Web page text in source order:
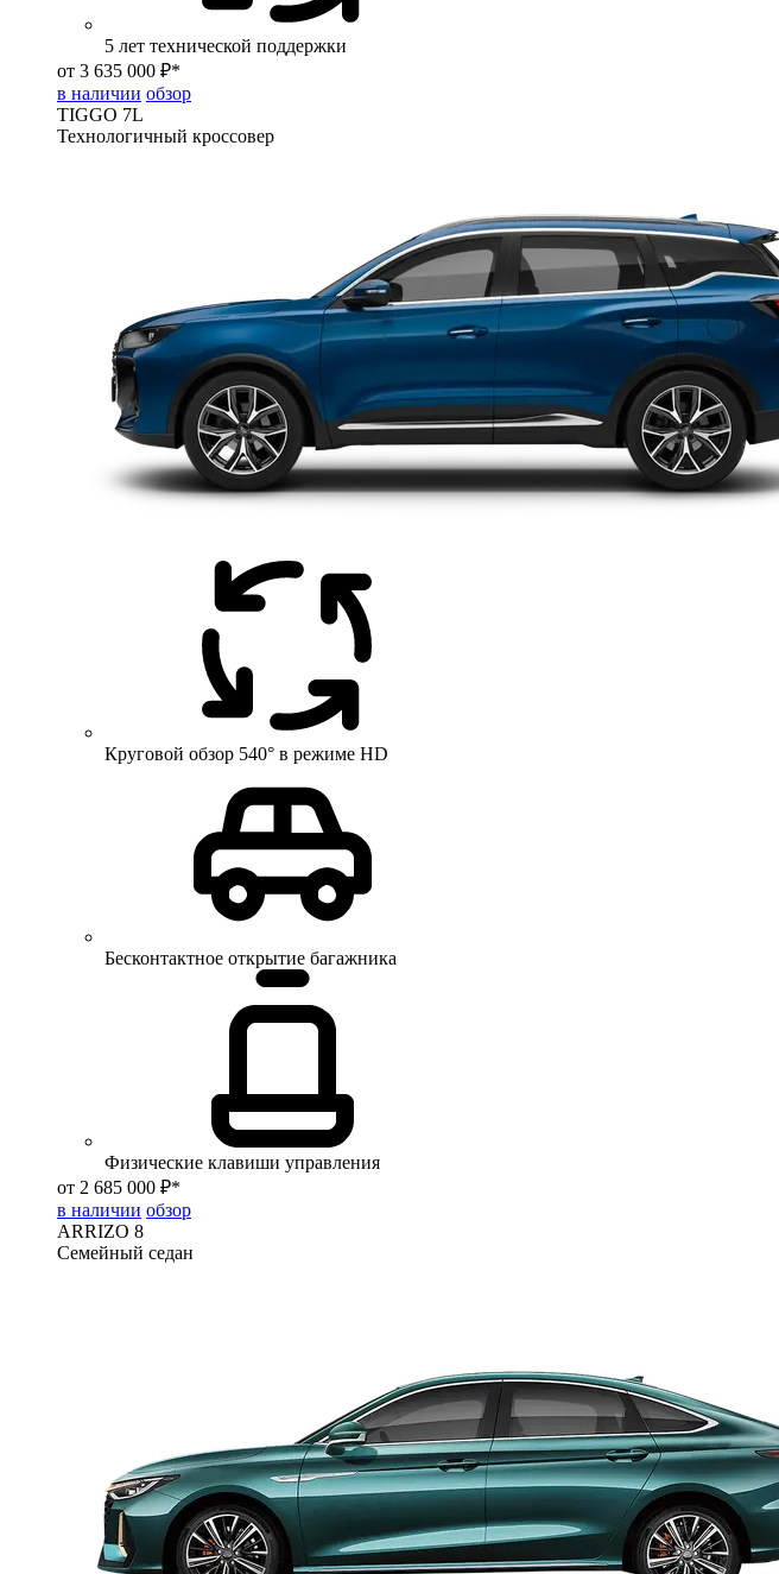
5 лет технической поддержки
от 3 635 000 ₽*
в наличии обзор
TIGGO 7L
Технологичный кроссовер
Круговой обзор 540° в режиме HD
Бесконтактное открытие багажника
Физические клавиши управления
от 2 685 000 ₽*
в наличии обзор
ARRIZO 8
Семейный седан